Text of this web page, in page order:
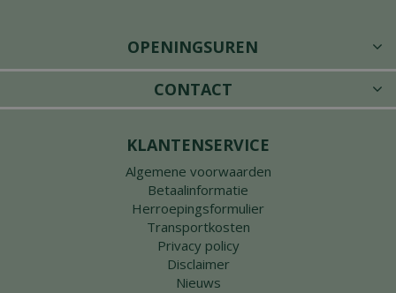
OPENINGSUREN
CONTACT
KLANTENSERVICE
Algemene voorwaarden
Betaalinformatie
Herroepingsformulier
Transportkosten
Privacy policy
Disclaimer
Nieuws